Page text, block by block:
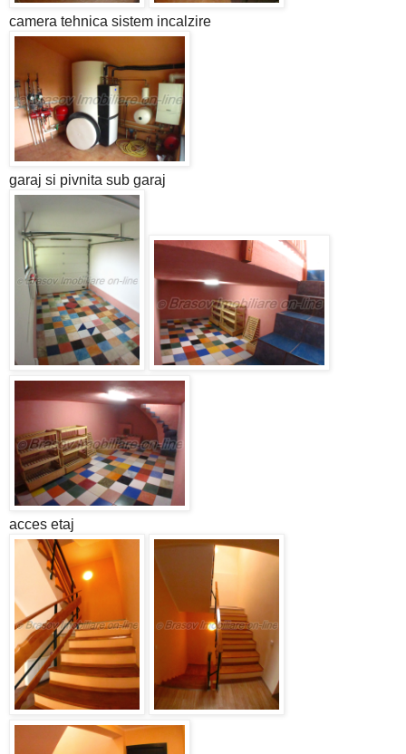
camera tehnica sistem incalzire
garaj si pivnita sub garaj
acces etaj